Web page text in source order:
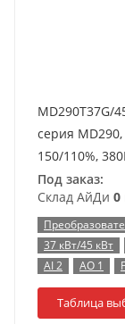
MD290T37G/45PB |
серия
150/110%,
Под заказ:
Склад АйДи 0
37 кВт/45 кВт
AI 2
AO 1
Таблица